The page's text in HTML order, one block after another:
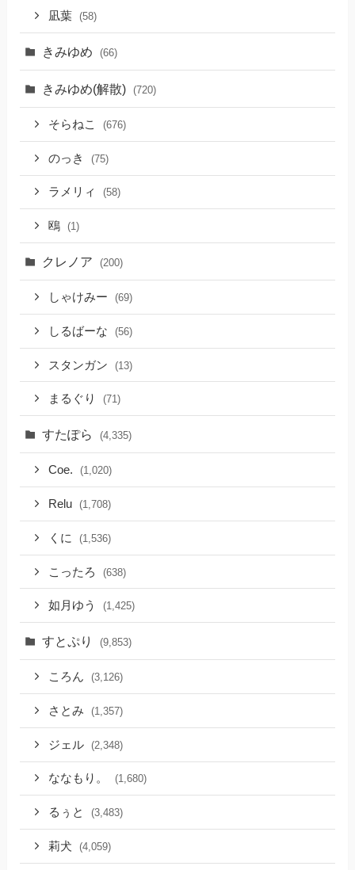
凪葉 (58)
きみゆめ (66)
きみゆめ(解散) (720)
そらねこ (676)
のっき (75)
ラメリィ (58)
鴎 (1)
クレノア (200)
しゃけみー (69)
しるばーな (56)
スタンガン (13)
まるぐり (71)
すたぽら (4,335)
Coe. (1,020)
Relu (1,708)
くに (1,536)
こったろ (638)
如月ゆう (1,425)
すとぷり (9,853)
ころん (3,126)
さとみ (1,357)
ジェル (2,348)
ななもり。 (1,680)
るぅと (3,483)
莉犬 (4,059)